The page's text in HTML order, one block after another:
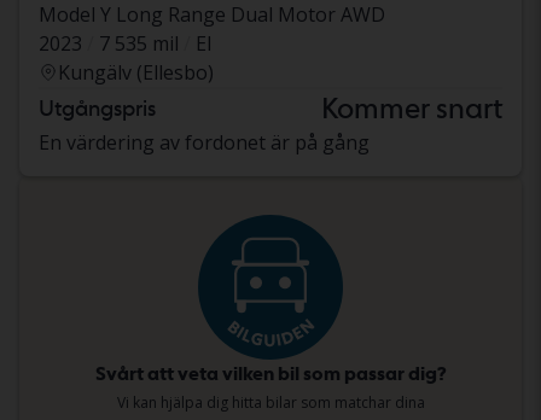
Model Y Long Range Dual Motor AWD
2023
7 535 mil
El
Kungälv (Ellesbo)
Utgångspris Kommer snart
En värdering av fordonet är på gång
Svårt att veta vilken bil som passar dig?
Vi kan hjälpa dig hitta bilar som matchar dina